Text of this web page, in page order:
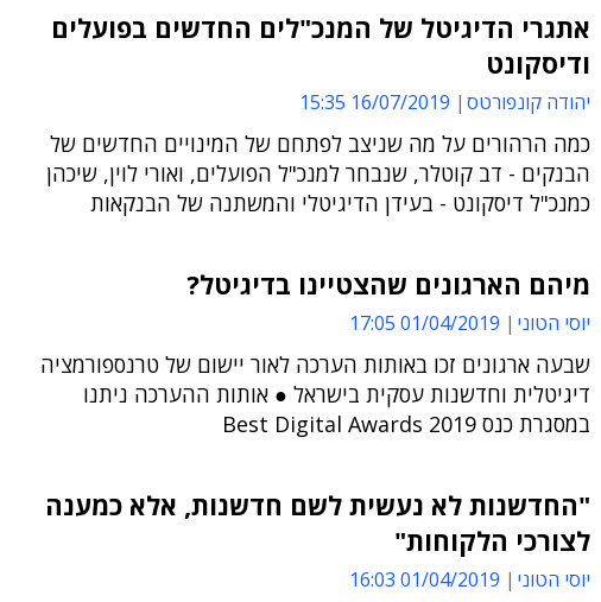
אתגרי הדיגיטל של המנכ"לים החדשים בפועלים
ודיסקונט
יהודה קונפורטס 16/07/2019 15:35
כמה הרהורים על מה שניצב לפתחם של המינויים החדשים של
הבנקים - דב קוטלר, שנבחר למנכ"ל הפועלים, ואורי לוין, שיכהן
כמנכ"ל דיסקונט - בעידן הדיגיטלי והמשתנה של הבנקאות
מיהם הארגונים שהצטיינו בדיגיטל?
יוסי הטוני 01/04/2019 17:05
שבעה ארגונים זכו באותות הערכה לאור יישום של טרנספורמציה
דיגיטלית וחדשנות עסקית בישראל ● אותות ההערכה ניתנו
במסגרת כנס Best Digital Awards 2019
"החדשנות לא נעשית לשם חדשנות, אלא כמענה
לצורכי הלקוחות"
יוסי הטוני 01/04/2019 16:03